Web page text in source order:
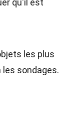
qu'il est
les plus
les sondages.